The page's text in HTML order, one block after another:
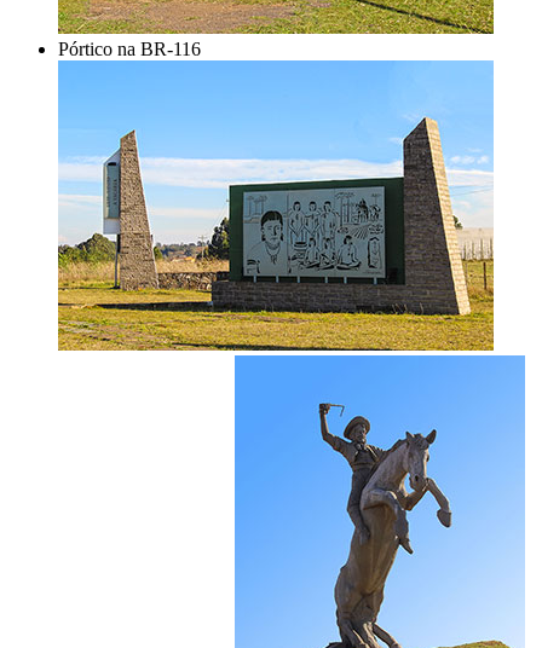
Pórtico na BR-116